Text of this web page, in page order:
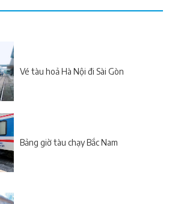
Vé tàu hoả Hà Nội đi Sài Gòn
Bảng giờ tàu chạy Bắc Nam